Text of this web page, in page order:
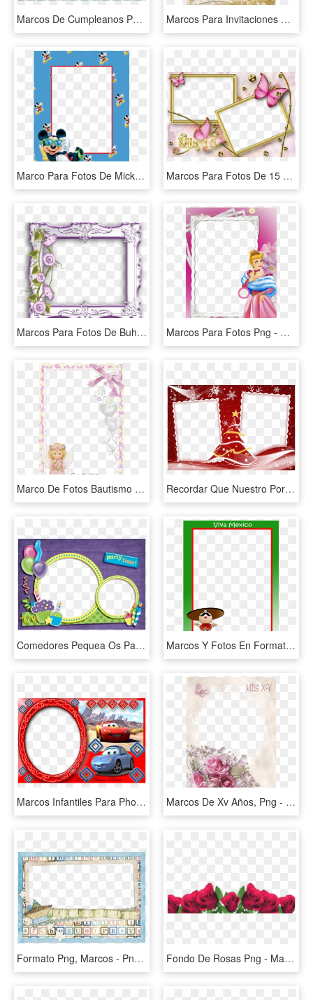
Marcos De Cumpleanos Para Hombres - Marcos Para Fotos De Cumpleaños Para Hombre, HD Png Download Marcos Para Invitaciones De Boda Ii Plantillas - Marcos Para Fotos De Bodas En Png, Transparent Png
Marco Para Fotos De Mickey - Marcos Para Fotos De Niños En Png, Transparent Png Marcos Para Fotos De 15 Años De Señoritas Descargar - Marcos Para Fotos De 15 Años, HD Png Download
Marcos Para Fotos De Buhos Google Search - Marco De Cuadro Con Flores, HD Png Download Marcos Para Fotos Png - Marcos Png De Princesas, Transparent Png
Marco De Fotos Bautismo - Marcos Para Fotos De Bautismo Nena, HD Png Download Recordar Que Nuestro Portal Escuela En La Nube, Esta - Marcos Para Dos Fotos De Navidad, HD Png Download
Comedores Pequea Os Para 4 Personas Of Marcos Para - Marco Para Fotos Png De Cumpleaños, Transparent Png Marcos Y Fotos En Formato Png Gratis - Marcos Para Fotos De Mexico, Transparent Png
Marcos Infantiles Para Photoshop C Ars Wallpapers Real - Marcos De Fotos De Cars, HD Png Download Marcos De Xv Años, Png - Marcos Para Fotos De Xv Años, Transparent Png
Formato Png, Marcos - Png Marcos Para Fotos De Bebe, Transparent Png Fondo De Rosas Png - Marcos Para Fotos De Flores, Transparent Png